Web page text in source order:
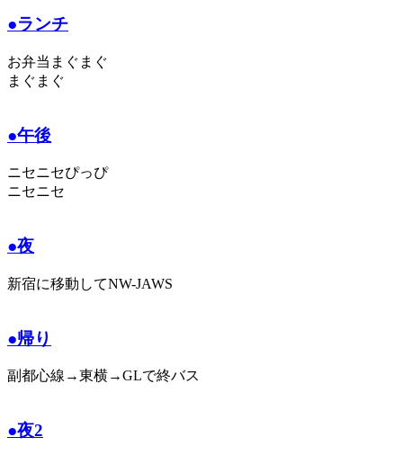
●ランチ
お弁当まぐまぐ
まぐまぐ
●午後
ニセニセぴっぴ
ニセニセ
●夜
新宿に移動してNW-JAWS
●帰り
副都心線→東横→GLで終バス
●夜2